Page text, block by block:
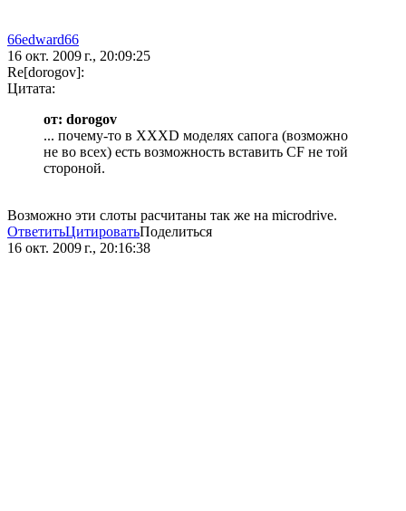
66edward66
16 окт. 2009 г., 20:09:25
Re[dorogov]:
Цитата:
от: dorogov
... почему-то в XXXD моделях сапога (возможно
не во всех) есть возможность вставить CF не той
стороной.
Возможно эти слоты расчитаны так же на microdrive.
ОтветитьЦитироватьПоделиться
16 окт. 2009 г., 20:16:38